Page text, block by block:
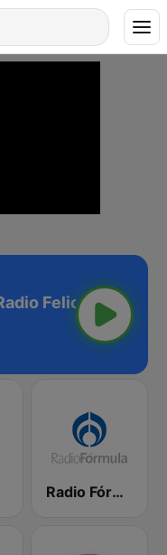
Radio Fórmula 103.3 FM